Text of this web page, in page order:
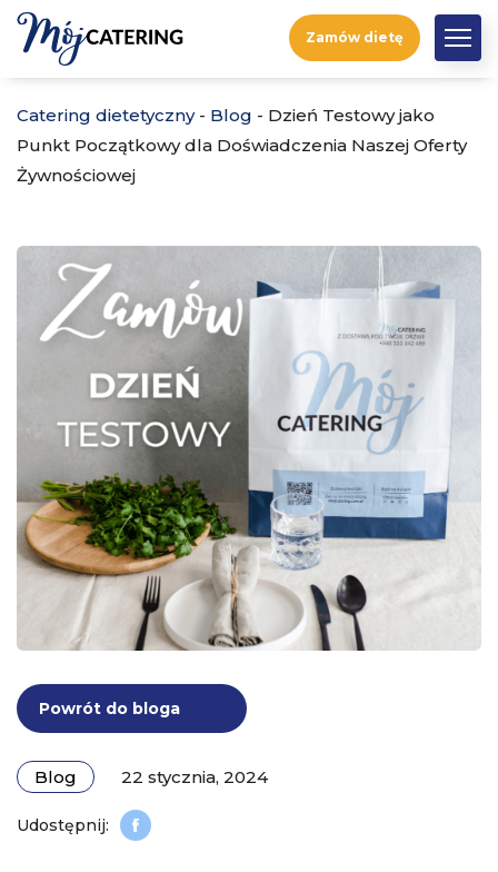
Zamów dietę
Catering dietetyczny- Blog - Dzień Testowy jako
Punkt Początkowy dla Doświadczenia Naszej Oferty
Żywnościowej
Powrót do bloga
Blog 22 stycznia, 2024